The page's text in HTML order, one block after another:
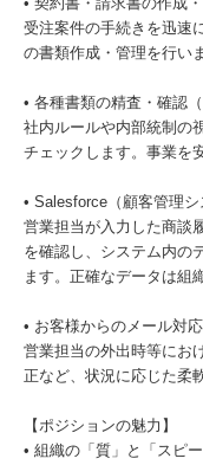
受注案件の手続きを迅速
の書類作成・管理を行い
• 各種書類の精査・確認
社内ルールや内部統制の
チェックします。事業を
• Salesforce（顧客管理
営業担当が入力した商談
を確認し、システム内の
ます。正確なデータは組
• お客様からのメール対
営業担当の外出時等にお
正など、状況に応じた柔
【ポジションの魅力】
• 組織の「質」と「スピ